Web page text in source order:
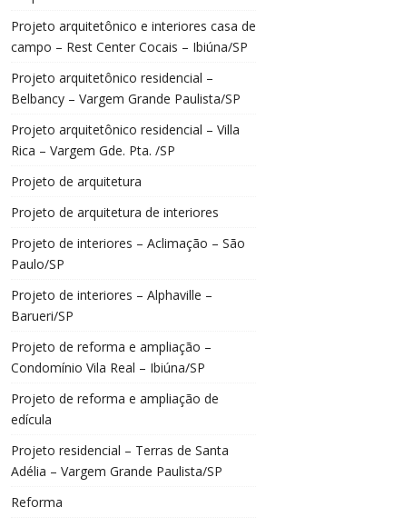
Projeto arquitetônico e interiores casa de
campo – Rest Center Cocais – Ibiúna/SP
Projeto arquitetônico residencial –
Belbancy – Vargem Grande Paulista/SP
Projeto arquitetônico residencial – Villa
Rica – Vargem Gde. Pta. /SP
Projeto de arquitetura
Projeto de arquitetura de interiores
Projeto de interiores – Aclimação – São
Paulo/SP
Projeto de interiores – Alphaville –
Barueri/SP
Projeto de reforma e ampliação –
Condomínio Vila Real – Ibiúna/SP
Projeto de reforma e ampliação de
edícula
Projeto residencial – Terras de Santa
Adélia – Vargem Grande Paulista/SP
Reforma